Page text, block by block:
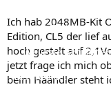
Neue Beiträge
Neueste Aktivitäten
Leserartikel
Ich hab 2048MB-Kit
Edition, CL5 der lief
hoch gestelt auf
jetzt frage ich mich
beim Häändler steht